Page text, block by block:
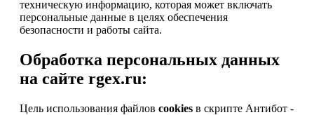
техническую информацию, которая может включать
персональные данные в целях обеспечения
безопасности и работы сайта.
Обработка персональных данных
на сайте rgex.ru:
Цель использования файлов cookies в скрипте Антибот -